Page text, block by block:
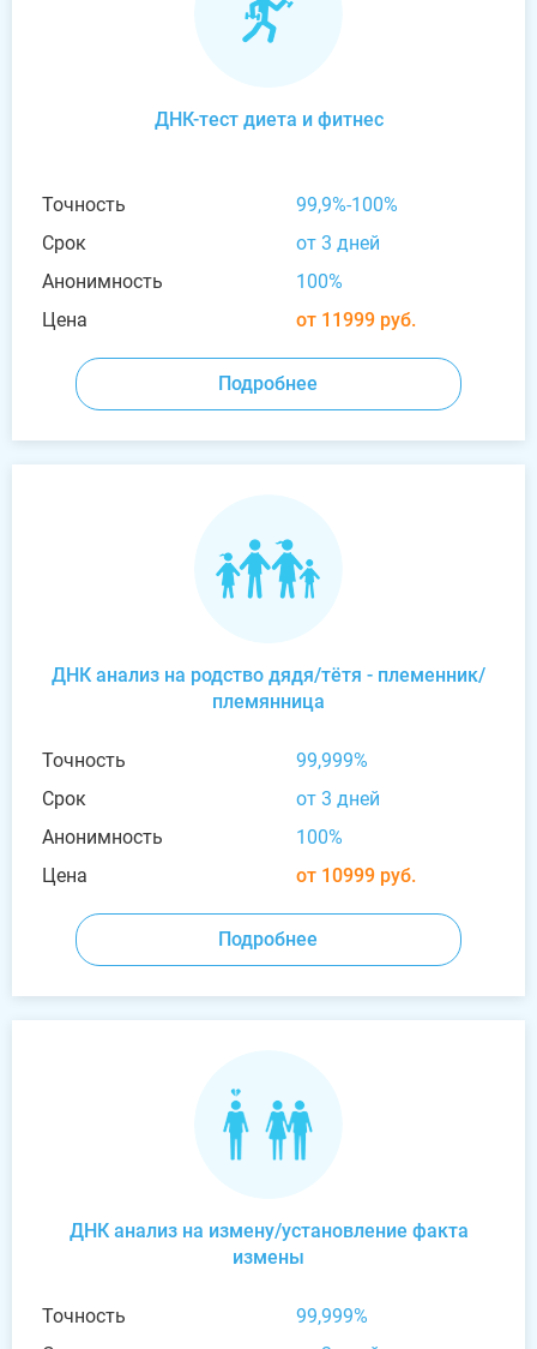
ДНК-тест диета и фитнес
Точность
99,9%-100%
Срок
от 3 дней
Анонимность
100%
Цена
от 11999 руб.
Подробнее
ДНК анализ на родство дядя/тётя - племенник/
племянница
Точность
99,999%
Срок
от 3 дней
Анонимность
100%
Цена
от 10999 руб.
Подробнее
ДНК анализ на измену/установление факта
измены
Точность
99,999%